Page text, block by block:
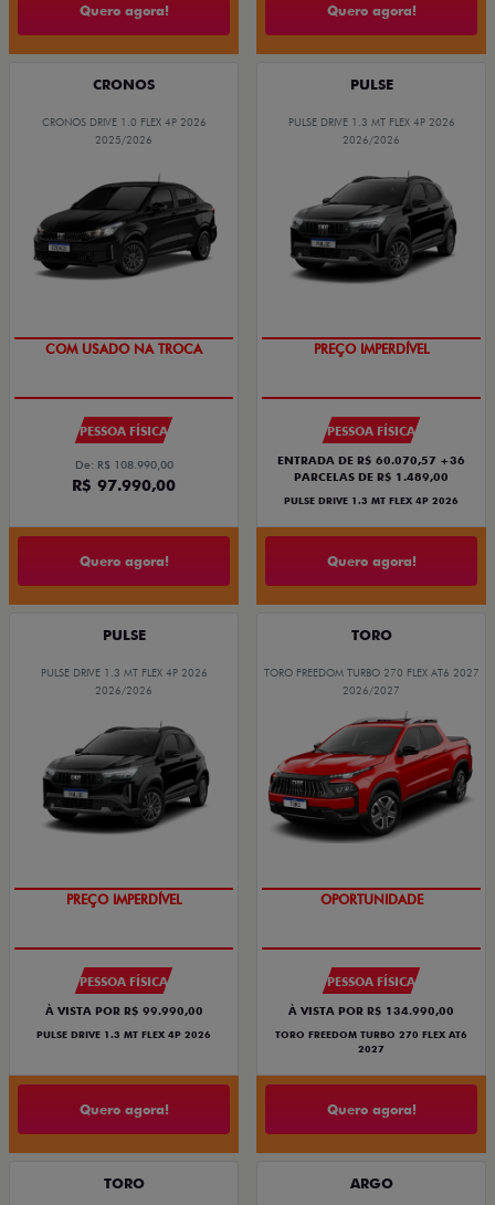
Quero agora! Quero agora!
CRONOS
CRONOS DRIVE 1.0 FLEX 4P 2026
2025/2026
SUPER DESCONTO
PESSOA FÍSICA
De: R$ 108.990,00
R$ 97.990,00
Quero agora!
PULSE
PULSE DRIVE 1.3 MT FLEX 4P 2026
2026/2026
OPORTUNIDADE
PESSOA FÍSICA
ENTRADA DE R$ 60.070,57 +36
PARCELAS DE R$ 1.489,00
PULSE DRIVE 1.3 MT FLEX 4P 2026
Quero agora!
PULSE
PULSE DRIVE 1.3 MT FLEX 4P 2026
2026/2026
OPORTUNIDADE
PESSOA FÍSICA
À VISTA POR R$ 99.990,00
PULSE DRIVE 1.3 MT FLEX 4P 2026
Quero agora!
TORO
TORO FREEDOM TURBO 270 FLEX AT6 2027
2026/2027
SUPERVALORIZAÇÃO DO USADO
PESSOA FÍSICA
À VISTA POR R$ 134.990,00
TORO FREEDOM TURBO 270 FLEX AT6
2027
Quero agora!
TORO ARGO